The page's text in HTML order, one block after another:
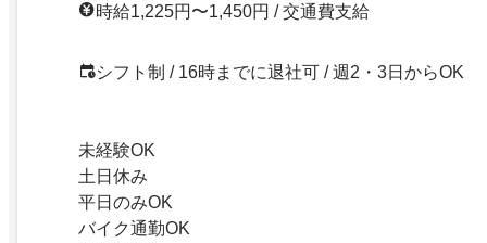
時給1,225円〜1,450円 / 交通費支給
シフト制 / 16時までに退社可 / 週2・3日からOK
未経験OK
土日休み
平日のみOK
バイク通勤OK